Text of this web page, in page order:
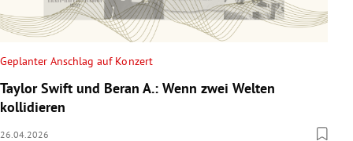
Geplanter Anschlag auf Konzert
Taylor Swift und Beran A.: Wenn zwei Welten
kollidieren
26.04.2026